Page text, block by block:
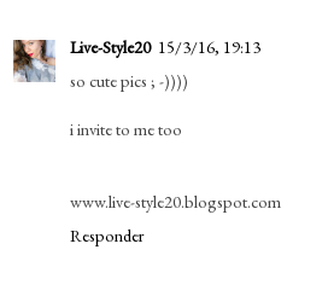
Live-Style20 15/3/16, 19:13
so cute pics ; -))))
i invite to me too
www.live-style20.blogspot.com
Responder